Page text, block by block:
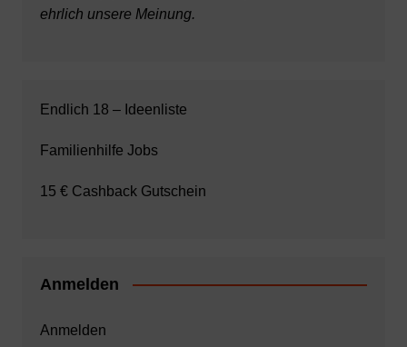
ehrlich unsere Meinung.
Endlich 18 – Ideenliste
Familienhilfe Jobs
15 € Cashback Gutschein
Anmelden
Anmelden